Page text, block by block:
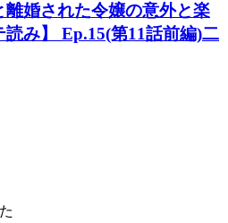
離婚された令嬢の意外と楽
読み】 Ep.15(第11話前編)二